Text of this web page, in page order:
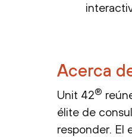
Acerca
Unit 42®
élite de
responder. El